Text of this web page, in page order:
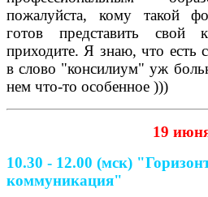
пожалуйста, кому такой
готов представить свой
приходите. Я знаю, что есть
в слово "консилиум" уж
нем что-то особенное )))
19
10.30 - 12.00 (мск)
коммуникация"